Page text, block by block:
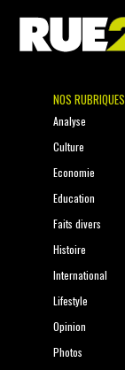
NOS RUBRIQUES
Analyse
Culture
Economie
Education
Faits divers
Histoire
International
Lifestyle
Opinion
Photos